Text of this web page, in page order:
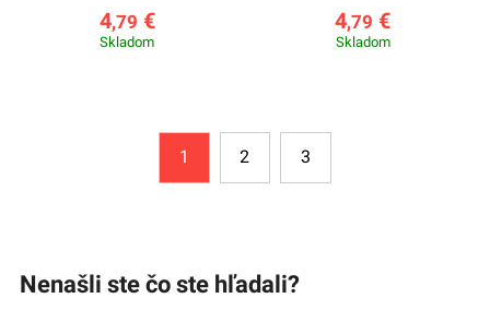
4,79 €
Skladom
4,79 €
Skladom
1 2 3
Nenašli ste čo ste hľadali?